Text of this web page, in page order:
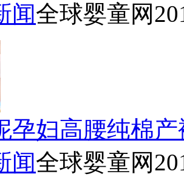
闻全球婴童网
孕妇高腰纯棉
闻全球婴童网